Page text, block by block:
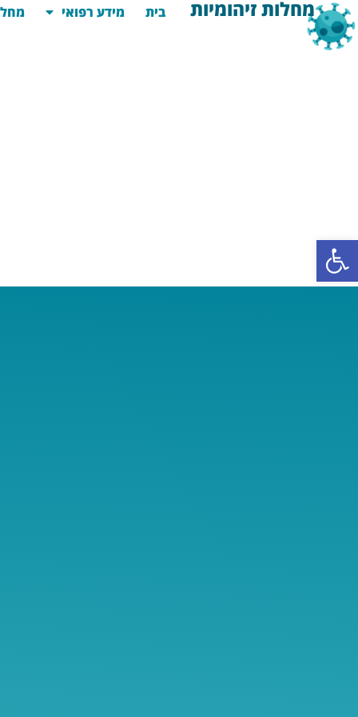
פתח סרגל נגישות
מחלות זיהומיות בית מידע רפואי